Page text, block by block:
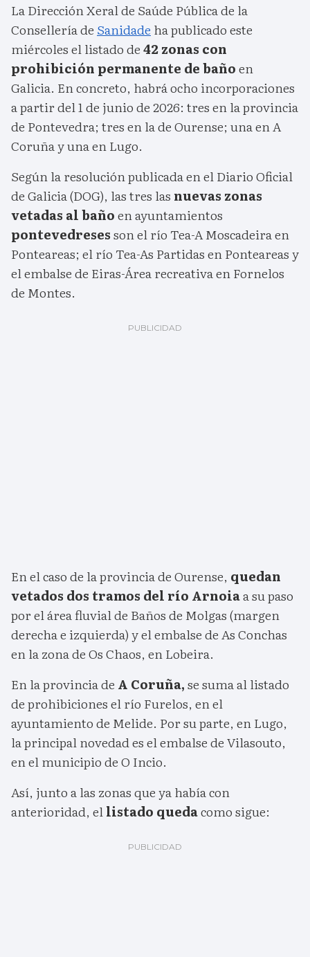
La Dirección Xeral de Saúde Pública de la
Consellería de Sanidade ha publicado este
miércoles el listado de42 zonas con
prohibición permanente de bañoen
Galicia. En concreto, habrá ocho incorporaciones
a partir del 1 de junio de 2026: tres en la provincia
de Pontevedra; tres en la de Ourense; una en A
Coruña y una en Lugo.
Según la resolución publicada en el Diario Oficial
de Galicia (DOG), las tres las nuevas zonas
vetadas al bañoen ayuntamientos
pontevedresesson el río Tea-A Moscadeira en
Ponteareas; el río Tea-As Partidas en Ponteareas y
el embalse de Eiras-Área recreativa en Fornelos
de Montes.
En el caso de la provincia de Ourense, quedan
vetados dos tramos del río Arnoiaa su paso
por el área fluvial de Baños de Molgas (margen
derecha e izquierda) y el embalse de As Conchas
en la zona de Os Chaos, en Lobeira.
En la provincia de A Coruña,se suma al listado
de prohibiciones el río Furelos, en el
ayuntamiento de Melide. Por su parte, en Lugo,
la principal novedad es el embalse de Vilasouto,
en el municipio de O Incio.
Así, junto a las zonas que ya había con
anterioridad, ellistado quedacomo sigue: